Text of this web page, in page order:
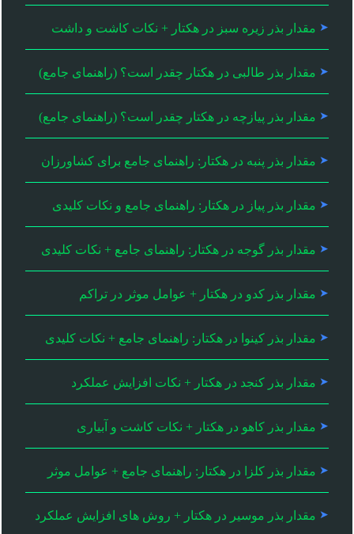
مقدار بذر زیره سبز در هکتار + نکات کاشت و داشت
مقدار بذر طالبی در هکتار چقدر است؟ (راهنمای جامع)
مقدار بذر پیازچه در هکتار چقدر است؟ (راهنمای جامع)
مقدار بذر پنبه در هکتار: راهنمای جامع برای کشاورزان
مقدار بذر پیاز در هکتار: راهنمای جامع و نکات کلیدی
مقدار بذر گوجه در هکتار: راهنمای جامع + نکات کلیدی
مقدار بذر کدو در هکتار + عوامل موثر در تراکم
مقدار بذر کینوا در هکتار: راهنمای جامع + نکات کلیدی
مقدار بذر کنجد در هکتار + نکات افزایش عملکرد
مقدار بذر کاهو در هکتار + نکات کاشت و آبیاری
مقدار بذر کلزا در هکتار: راهنمای جامع + عوامل موثر
مقدار بذر موسیر در هکتار + روش های افزایش عملکرد